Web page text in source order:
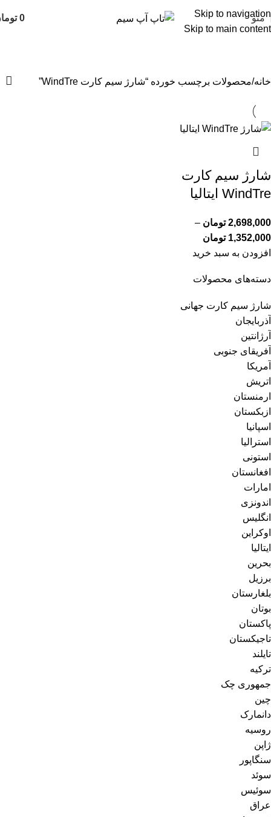
Skip to navigation
Skip to main content
منو 0
دسته‌های محصولات
شارژ سیم کارت جهانی
آذربایجان
آرژانتین
آفریقای جنوبی
آمریکا
اتریش
ارمنستان
ازبکستان
اسپانیا
استرالیا
استونی
افغانستان
امارات
اندونزی
انگلیس
اوکراین
ایتالیا
بحرین
برزیل
بلغارستان
بوتان
پاکستان
تاجیکستان
تایلند
ترکیه
جمهوری چک
چین
دانمارک
روسیه
ژاپن
سنگاپور
سوئد
سوئیس
عراق
خانه محصولات برچسب خورده “شارژ سیم کارت WindTre”
شارژ سیم کارت
WindTre ایتالیا
2,698,000 تومان –
1,352,000 تومان
افزودن به سبد خرید